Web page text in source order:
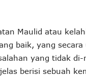
Maulid atau
baik, yang
yang tidak
berisi sebuah